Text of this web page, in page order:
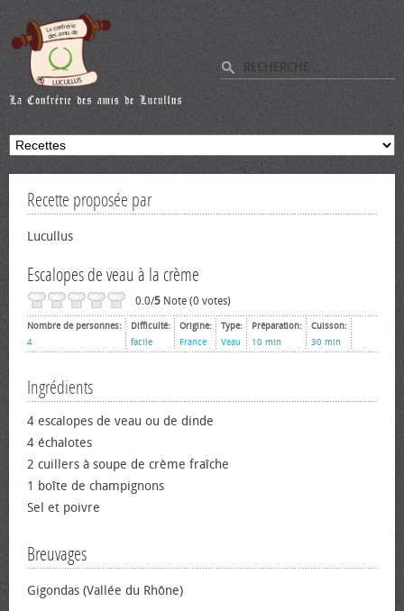
Recette proposée par
Lucullus
Escalopes de veau à la crème
0.0/5 Note (0 votes)
Nombre de personnes:
4
Difficulté:
facile
Origine:
France
Type:
Veau
Préparation:
10 min
Cuisson:
30 min
Ingrédients
4 escalopes de veau ou de dinde
4 échalotes
2 cuillers à soupe de crème fraîche
1 boîte de champignons
Sel et poivre
Breuvages
Gigondas (Vallée du Rhône)